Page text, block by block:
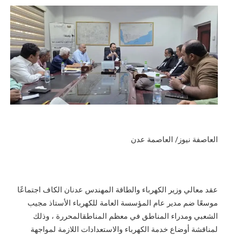
العاصفة نيوز/ العاصمة عدن
عقد معالي وزير الكهرباء والطاقة المهندس عدنان الكاف اجتماعًا
موسعًا ضم مدير عام المؤسسة العامة للكهرباء الأستاذ مجيب
الشعبي ومدراء المناطق في معظم المناطقالمحررة ، وذلك
لمناقشة أوضاع خدمة الكهرباء والاستعدادات اللازمة لمواجهة